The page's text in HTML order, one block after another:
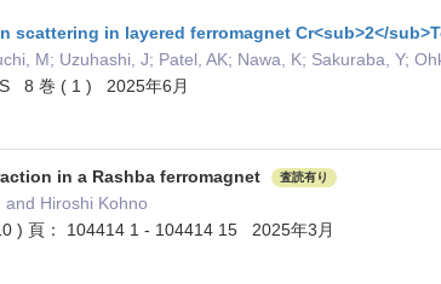
scattering in layered ferromagnet Cr<sub>2</
M; Uzuhashi, J; Patel, AK; Nawa, K; Sakuraba, Y;
8 巻 ( 1 ) 2025年6月
in a Rashba ferromagnet 査読有り
and Hiroshi Kohno
) 頁： 104414 1 - 104414 15 2025年3月